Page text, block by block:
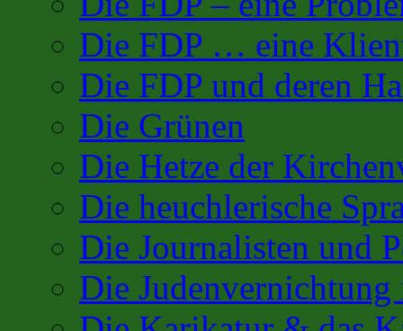
Die FDP … eine
Die FDP und deren
Die Grünen
Die Hetze der
Die heuchlerische
Die Journalisten und
Die